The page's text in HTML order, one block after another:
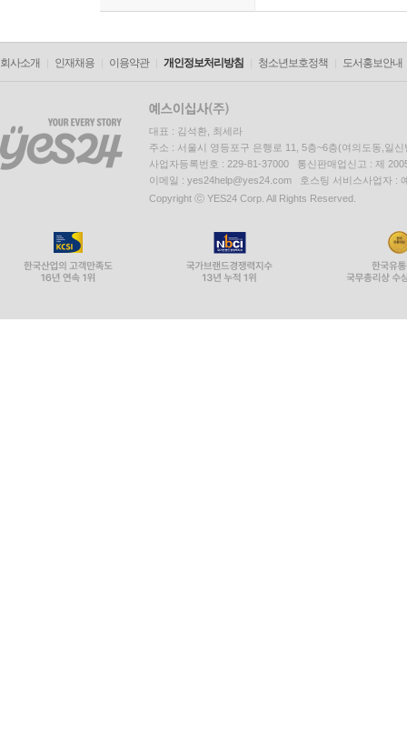
회사소개 인재채용 이용약관 개인정보처리방침 청소년보호정책 도서홍보안내
대표 : 김석환, 최세라
주소 : 서울시 영등포구 은행로 11, 5층~6층(여의도동,일신
사업자등록번호 : 229-81-37000 통신판매업신고 : 제
이메일 : yes24help@yes24.com 호스팅 서비스사업자 :
Copyright ⓒ YES24 Corp. All Rights Reserved.